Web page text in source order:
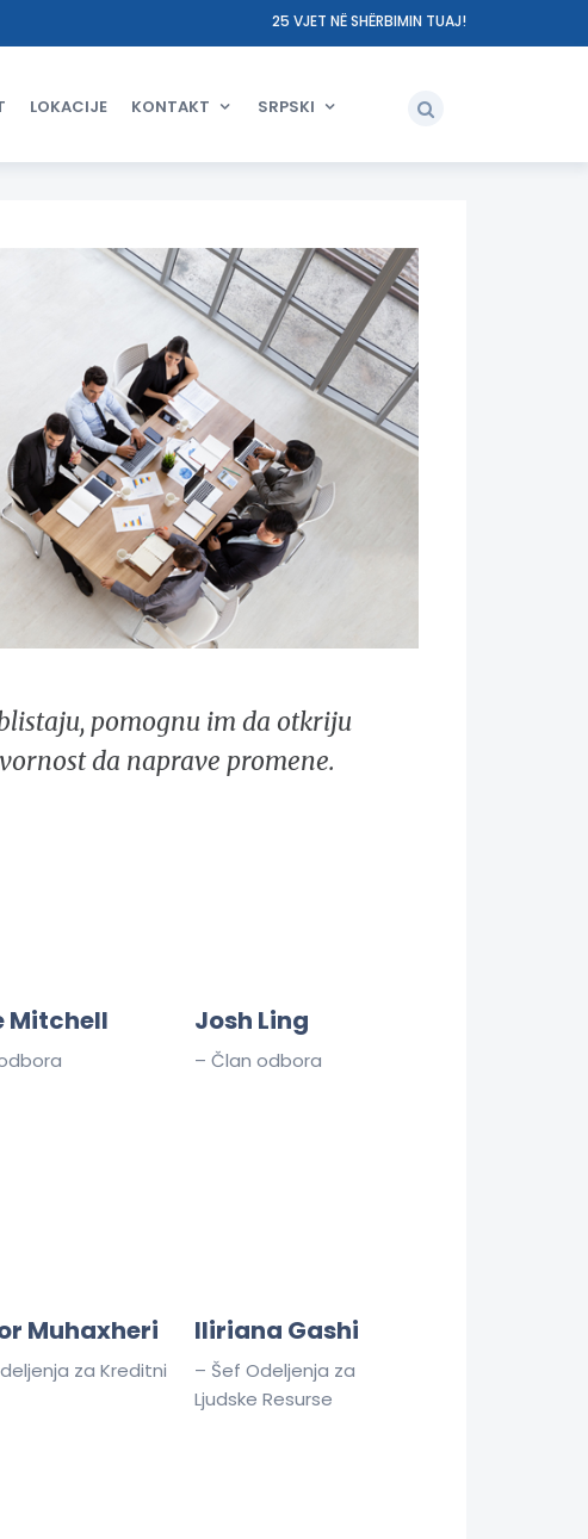
25 VJET NË SHËRBIMIN TUAJ!
LOKACIJE KONTAKT SRPSKI
pomognu im da otkriju
da naprave promene.
Mitchell Josh Ling
– Član odbora
Muhaxheri
za Kreditni
Iliriana Gashi
– Šef Odeljenja za
Ljudske Resurse